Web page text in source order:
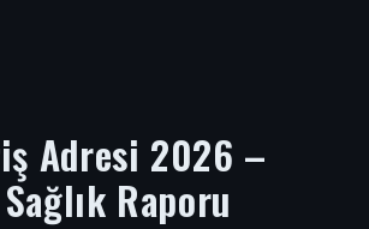
Adresi 2026 –
Raporu